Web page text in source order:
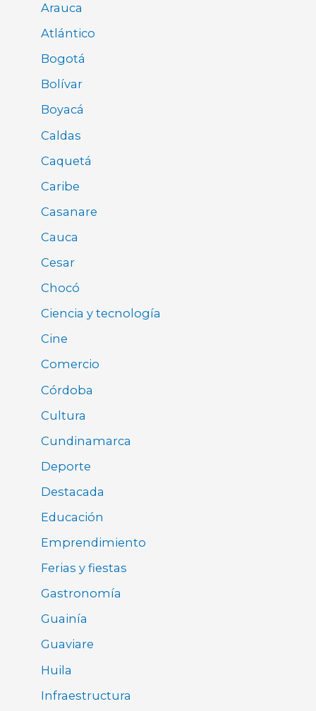
Arauca
Atlántico
Bogotá
Bolívar
Boyacá
Caldas
Caquetá
Caribe
Casanare
Cauca
Cesar
Chocó
Ciencia y tecnología
Cine
Comercio
Córdoba
Cultura
Cundinamarca
Deporte
Destacada
Educación
Emprendimiento
Ferias y fiestas
Gastronomía
Guainía
Guaviare
Huila
Infraestructura